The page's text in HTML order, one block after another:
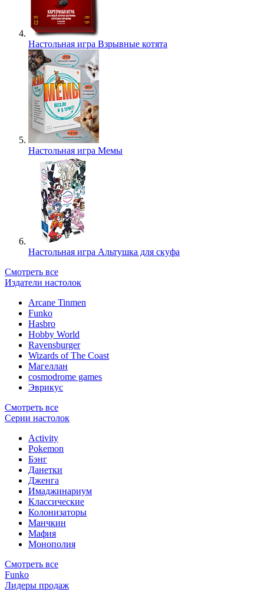
Настольная игра Взрывные котята
Настольная игра Мемы
Настольная игра Альтушка для скуфа
Смотреть все
Издатели настолок
Arcane Tinmen
Funko
Hasbro
Hobby World
Ravensburger
Wizards of The Coast
Магеллан
сosmodrome games
Эврикус
Смотреть все
Серии настолок
Activity
Pokemon
Бэнг
Данетки
Дженга
Имаджинариум
Классические
Колонизаторы
Манчкин
Мафия
Монополия
Смотреть все
Funko
Лидеры продаж